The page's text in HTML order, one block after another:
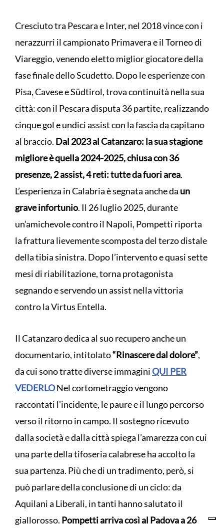
Cresciuto tra Pescara e Inter, nel 2018 vince con i
nerazzurri il campionato Primavera e il Torneo di
Viareggio, venendo eletto miglior giocatore della
fase finale dello Scudetto. Dopo le esperienze con
Pisa, Cavese e Südtirol, trova continuità nella sua
città: con il Pescara disputa 36 partite, realizzando
cinque gol e undici assist con la fascia da capitano
al braccio. Dal 2023 al Catanzaro: la sua stagione
migliore è quella 2024-2025, chiusa con 36
presenze, 2 assist, 4 reti: tutte da fuori area.
L’esperienza in Calabria è segnata anche da un
grave infortunio. Il 26 luglio 2025, durante
un’amichevole contro il Napoli, Pompetti riporta
la frattura lievemente scomposta del terzo distale
della tibia sinistra. Dopo l’intervento e quasi sette
mesi di riabilitazione, torna protagonista
segnando e servendo un assist nella vittoria
contro la Virtus Entella.
Il Catanzaro dedica al suo recupero anche un
documentario, intitolato“Rinascere dal dolore”,
da cui sono tratte diverse immaginiQUI PER
VEDERLONel cortometraggio vengono
raccontati l’incidente, le paure e il lungo percorso
verso il ritorno in campo. Il sostegno ricevuto
dalla società e dalla città spiega l’amarezza con cui
una parte della tifoseria calabrese ha accolto la
sua partenza. Più che di un tradimento, però, si
può parlare della conclusione di un ciclo: da
Aquilani a Liberali, in tanti hanno salutato il
giallorosso. Pompetti arriva così al Padova a 26